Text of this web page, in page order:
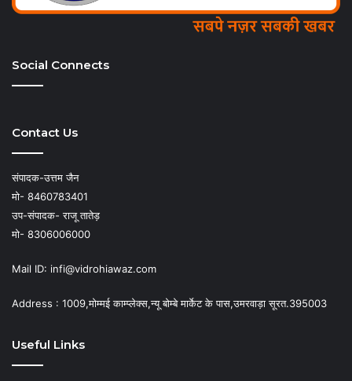
Social Connects
Contact Us
संपादक-उत्तम जैन
मो- 8460783401
उप-संपादक- राजू तातेड़
मो- 8306006000
Mail ID: infi@vidrohiawaz.com
Address : 1009,मोम्मई काम्प्लेक्स,न्यू बोम्बे मार्केट के पास,उमरवाड़ा सूरत.395003
Useful Links